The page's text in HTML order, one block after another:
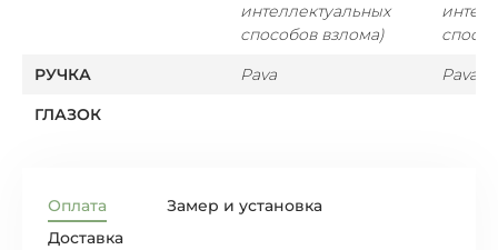
интеллектуальных
способов взлома)
РУЧКА
Pava
Pava
ГЛАЗОК
Оплата
Замер и установка
Доставка